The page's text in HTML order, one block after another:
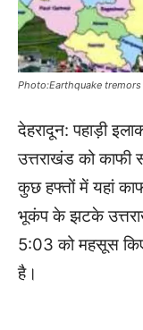
Photo:Earthquake
देहरादून: पहाड़ी
उत्तराखंड को काफी
कुछ हफ्तों में यहां
भूकंप के झटके
5:03 को महसूस
है।